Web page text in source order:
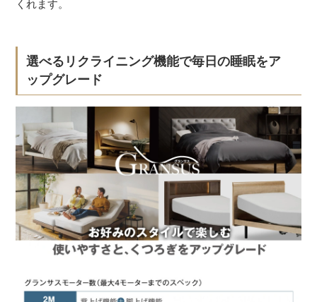
くれます。
選べるリクライニング機能で毎日の睡眠をア
ップグレード